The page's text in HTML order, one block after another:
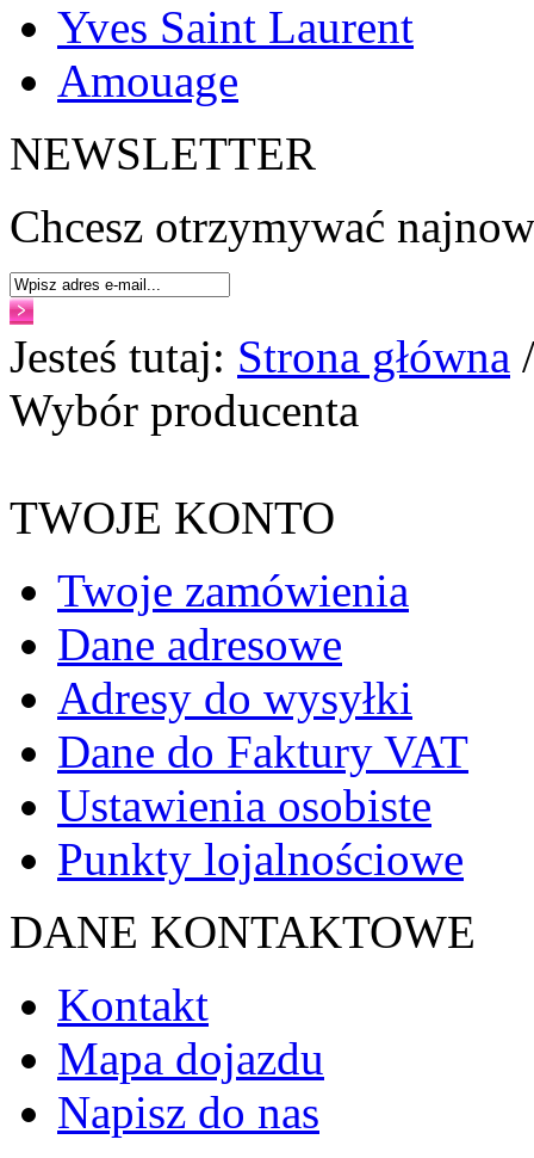
Yves Saint Laurent
Amouage
NEWSLETTER
Chcesz otrzymywać
Jesteś tutaj: Strona główna
Wybór producenta
TWOJE KONTO
Twoje zamówienia
Dane adresowe
Adresy do wysyłki
Dane do Faktury VAT
Ustawienia osobiste
Punkty lojalnościowe
DANE KONTAKTOWE
Kontakt
Mapa dojazdu
Napisz do nas